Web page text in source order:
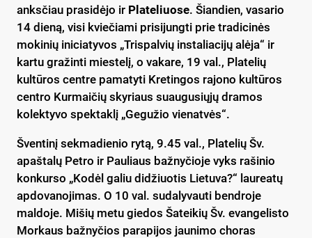
anksčiau prasidėjo ir Plateliuose. Šiandien, vasario
14 dieną, visi kviečiami prisijungti prie tradicinės
mokinių iniciatyvos „Trispalvių instaliacijų alėja“ ir
kartu gražinti miestelį, o vakare, 19 val., Platelių
kultūros centre pamatyti Kretingos rajono kultūros
centro Kurmaičių skyriaus suaugusiųjų dramos
kolektyvo spektaklį „Gegužio vienatvės“.
Šventinį sekmadienio rytą, 9.45 val., Platelių Šv.
apaštalų Petro ir Pauliaus bažnyčioje vyks rašinio
konkurso „Kodėl galiu didžiuotis Lietuva?“ laureatų
apdovanojimas. O 10 val. sudalyvauti bendroje
maldoje. Mišių metu giedos Šateikių Šv. evangelisto
Morkaus bažnyčios parapijos jaunimo choras